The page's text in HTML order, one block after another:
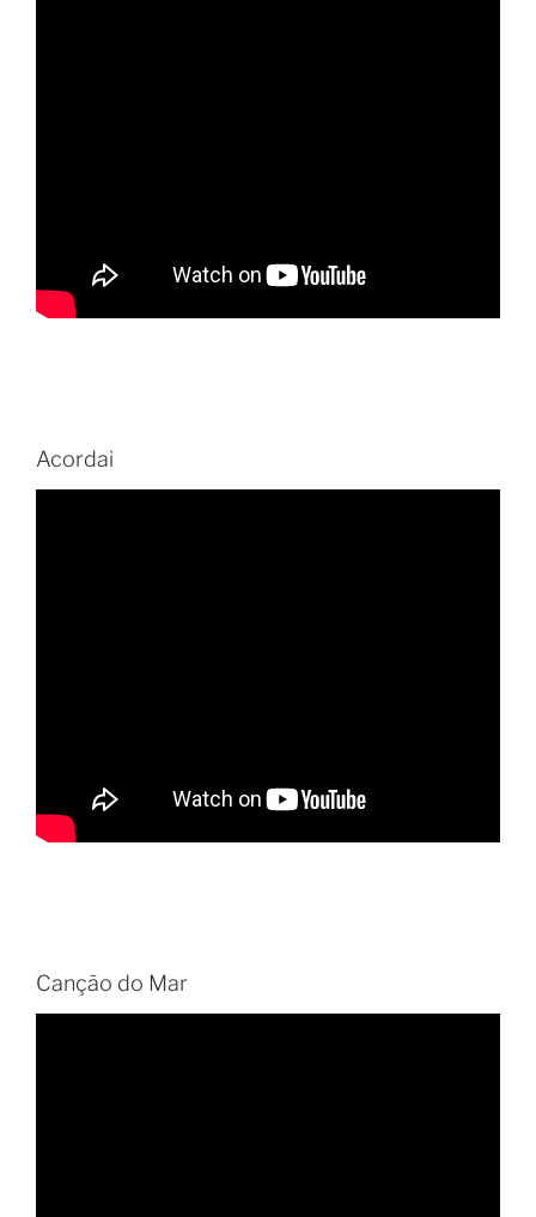
Acordai
Canção do Mar